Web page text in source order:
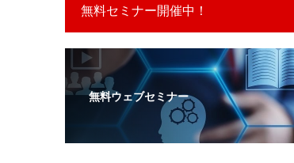
無料セミナー開催中！
無料ウェブセミナー